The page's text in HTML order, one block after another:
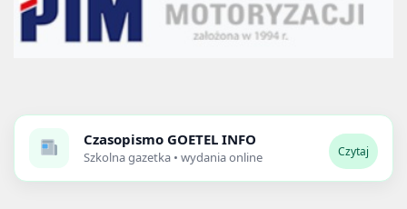
Czasopismo GOETEL INFO
Szkolna gazetka • wydania online Czytaj